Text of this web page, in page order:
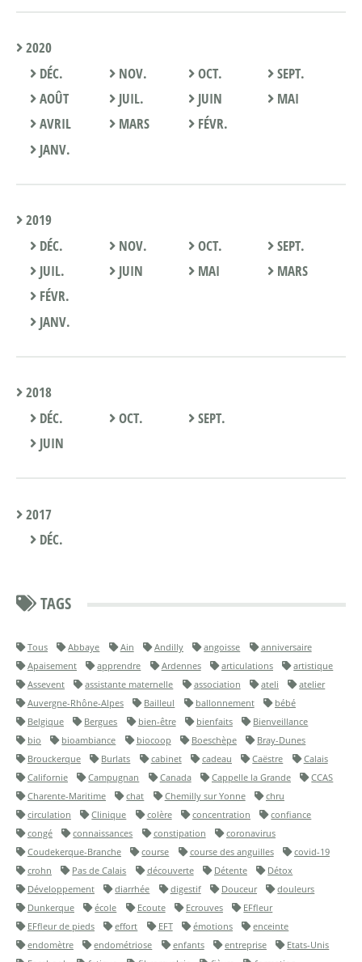
2020
DÉC.
NOV. OCT.
SEPT.
AOÛT
JUIL. JUIN
MAI
AVRIL
MARS
FÉVR.
JANV.
2019
DÉC.
NOV. OCT.
SEPT.
JUIL.
JUIN MAI
MARS
FÉVR.
JANV.
2018
DÉC.
OCT.
SEPT.
JUIN
2017
DÉC.
TAGS
Tous Abbaye Ain Andilly angoisse
anniversaire
Apaisement
apprendre Ardennes articulations
artistique
Assevent
assistante maternelle association ateli
atelier
Auvergne-Rhône-Alpes
Bailleul ballonnement
bébé
Belgique
Bergues bien-être bienfaits
Bienveillance
bio
bioambiance biocoop Boeschèpe
Bray-Dunes
Brouckerque
Burlats cabinet cadeau Caëstre
Calais
Californie
Campugnan Canada Cappelle la Grande
CCAS
Charente-Maritime
chat Chemilly sur Yonne
chru
circulation
Clinique colère concentration
confiance
congé
connaissances constipation
coronavirus
Coudekerque-Branche
course course des anguilles
covid-19
crohn
Pas de Calais découverte Détente
Détox
Développement
diarrhée digestif Douceur
douleurs
Dunkerque
école Ecoute Ecrouves
EFfleur
EFfleur de pieds
effort EFT émotions
enceinte
endomètre
endométriose enfants entreprise
Etats-Unis